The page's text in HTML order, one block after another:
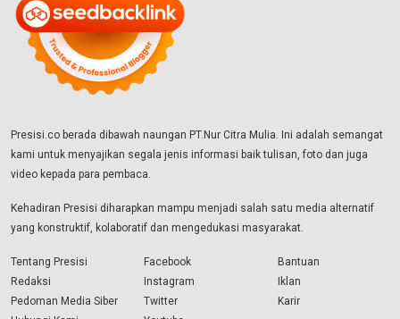
Presisi.co berada dibawah naungan PT.Nur Citra Mulia. Ini adalah semangat
kami untuk menyajikan segala jenis informasi baik tulisan, foto dan juga
video kepada para pembaca.
Kehadiran Presisi diharapkan mampu menjadi salah satu media alternatif
yang konstruktif, kolaboratif dan mengedukasi masyarakat.
Tentang Presisi
Redaksi
Pedoman Media Siber
Facebook
Instagram
Twitter
Bantuan
Iklan
Karir